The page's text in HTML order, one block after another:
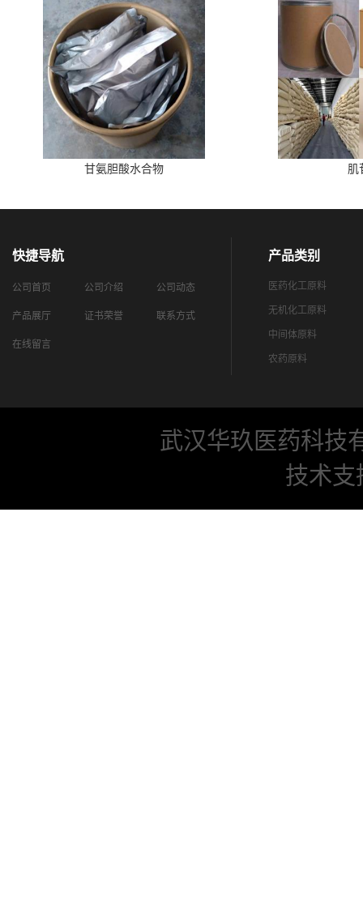
甘氨胆酸水合物 肌
快捷导航
公司首页 公司介绍 公司动态
产品展厅 证书荣誉 联系方式
在线留言
产品类别
医药化工原料
无机化工原料
中间体原料
农药原料
武汉华玖医药科技
技术